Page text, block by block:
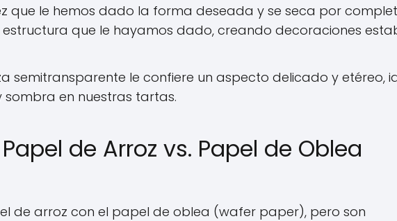
que le hemos dado la forma deseada y se seca por
que le hayamos dado, creando decoraciones
semitransparente le confiere un aspecto delicado y etéreo,
en nuestras tartas.
de Arroz vs. Papel de Oblea
de arroz con el papel de oblea (wafer paper), pero son